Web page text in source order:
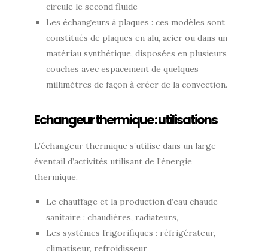
circule le second fluide
Les échangeurs à plaques : ces modèles sont
constitués de plaques en alu, acier ou dans un
matériau synthétique, disposées en plusieurs
couches avec espacement de quelques
millimètres de façon à créer de la convection.
Echangeur thermique : utilisations
L’échangeur thermique s’utilise dans un large
éventail d’activités utilisant de l’énergie
thermique.
Le chauffage et la production d’eau chaude
sanitaire : chaudières, radiateurs,
Les systèmes frigorifiques : réfrigérateur,
climatiseur, refroidisseur